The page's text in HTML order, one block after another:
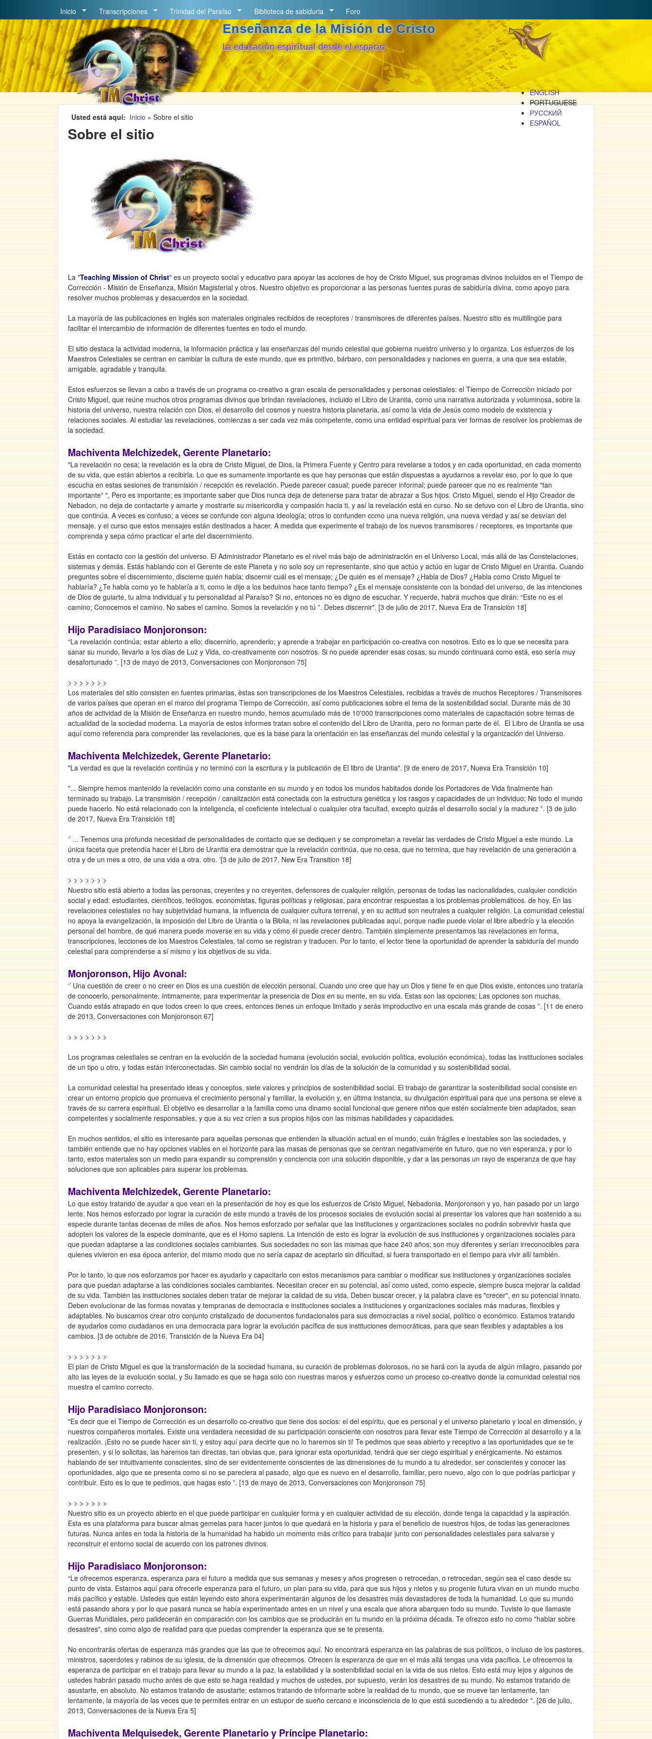
Pasar al contenido principal
MAIN MENU
Inicio Transcripciones Trinidad del Paraíso Biblioteca de sabiduria Foro
Enseñanza de la Misión de Cristo
La educación espiritual desde el espacio
ENGLISH
PORTUGUESE
РУССКИЙ
ESPAÑOL
Usted está aquí Inicio » Sobre el sitio
Sobre el sitio
La "Teaching Mission of Christ" es un proyecto social y educativo para apoyar las acciones de hoy de Cristo Miguel, sus programas divinos incluidos en el Tiempo de
Corrección - Misión de Enseñanza, Misión Magisterial y otros. Nuestro objetivo es proporcionar a las personas fuentes puras de sabiduría divina, como apoyo para
resolver muchos problemas y desacuerdos en la sociedad.
La mayoría de las publicaciones en inglés son materiales originales recibidos de receptores / transmisores de diferentes países. Nuestro sitio es multilingüe para
facilitar el intercambio de información de diferentes fuentes en todo el mundo.
El sitio destaca la actividad moderna, la información práctica y las enseñanzas del mundo celestial que gobierna nuestro universo y lo organiza. Los esfuerzos de los
Maestros Celestiales se centran en cambiar la cultura de este mundo, que es primitivo, bárbaro, con personalidades y naciones en guerra, a una que sea estable,
amigable, agradable y tranquila.
Estos esfuerzos se llevan a cabo a través de un programa co-creativo a gran escala de personalidades y personas celestiales: el Tiempo de Correcciòn iniciado por
Cristo Miguel, que reúne muchos otros programas divinos que brindan revelaciones, incluido el Libro de Urantia, como una narrativa autorizada y voluminosa, sobre la
historia del universo, nuestra relación con Dios, el desarrollo del cosmos y nuestra historia planetaria, así como la vida de Jesús como modelo de existencia y
relaciones sociales. Al estudiar las revelaciones, comienzas a ser cada vez más competente, como una entidad espiritual para ver formas de resolver los problemas de
la sociedad.
Machiventa Melchizedek, Gerente Planetario:
"La revelación no cesa; la revelación es la obra de Cristo Miguel, de Dios, la Primera Fuente y Centro para revelarse a todos y en cada oportunidad, en cada momento
de su vida, que están abiertos a recibirla. Lo que es sumamente importante es que hay personas que están dispuestas a ayudarnos a revelar eso, por lo que lo que
escucha en estas sesiones de transmisión / recepción es revelación. Puede parecer casual; puede parecer informal; puede parecer que no es realmente "tan
importante" ", Pero es importante; es importante saber que Dios nunca deja de detenerse para tratar de abrazar a Sus hijos. Cristo Miguel, siendo el Hijo Creador de
Nebadon, no deja de contactarte y amarte y mostrarte su misericordia y compasión hacia ti, y así la revelación está en curso. No se detuvo con el Libro de Urantia, sino
que continúa. A veces es confuso; a veces se confunde con alguna ideología; otros lo confunden como una nueva religión, una nueva verdad y así se desvían del
mensaje. y el curso que estos mensajes están destinados a hacer. A medida que experimente el trabajo de los nuevos transmisores / receptores, es importante que
comprenda y sepa cómo practicar el arte del discernimiento.
Estás en contacto con la gestión del universo. El Administrador Planetario es el nivel más bajo de administración en el Universo Local, más allá de las Constelaciones,
sistemas y demás. Estás hablando con el Gerente de este Planeta y no solo soy un representante, sino que actúo y actúo en lugar de Cristo Miguel en Urantia. Cuando
preguntes sobre el discernimiento, discierne quién habla; discernir cuál es el mensaje; ¿De quién es el mensaje? ¿Habla de Dios? ¿Habla como Cristo Miguel te
hablaría? ¿Te habla como yo te hablaría a ti, como le dije a los beduinos hace tanto tiempo? ¿Es el mensaje consistente con la bondad del universo, de las intenciones
de Dios de guiarte, tu alma individual y tu personalidad al Paraíso? Si no, entonces no es digno de escuchar. Y recuerde, habrá muchos que dirán: “Este no es el
camino; Conocemos el camino. No sabes el camino. Somos la revelación y no tú ”. Debes discernir". [3 de julio de 2017, Nueva Era de Transiciòn 18]
Hijo Paradisiaco Monjoronson:
“La revelación continúa; estar abierto a ello; discernirlo, aprenderlo; y aprende a trabajar en participación co-creativa con nosotros. Esto es lo que se necesita para
sanar su mundo, llevarlo a los días de Luz y Vida, co-creativamente con nosotros. Si no puede aprender esas cosas, su mundo continuará como está, eso sería muy
desafortunado ”. [13 de mayo de 2013, Conversaciones con Monjoronson 75]
> > > > > > >
Los materiales del sitio consisten en fuentes primarias, èstas son transcripciones de los Maestros Celestiales, recibidas a través de muchos Receptores / Transmisores
de varios países que operan en el marco del programa Tiempo de Corrección, así como publicaciones sobre el tema de la sostenibilidad social. Durante más de 30
años de actividad de la Misión de Enseñanza en nuestro mundo, hemos acumulado más de 10'000 transcripciones como materiales de capacitación sobre temas de
actualidad de la sociedad moderna. La mayoría de estos informes tratan sobre el contenido del Libro de Urantia, pero no forman parte de él. El Libro de Urantia se usa
aquí como referencia para comprender las revelaciones, que es la base para la orientación en las enseñanzas del mundo celestial y la organización del Universo.
Machiventa Melchizedek, Gerente Planetario:
"La verdad es que la revelación continúa y no terminó con la escritura y la publicación de El libro de Urantia". [9 de enero de 2017, Nueva Era Transición 10]
"... Siempre hemos mantenido la revelación como una constante en su mundo y en todos los mundos habitados donde los Portadores de Vida finalmente han
terminado su trabajo. La transmisión / recepción / canalización está conectada con la estructura genética y los rasgos y capacidades de un individuo; No todo el mundo
puede hacerlo. No está relacionado con la inteligencia, el coeficiente intelectual o cualquier otra facultad, excepto quizás el desarrollo social y la madurez ”. [3 de julio
de 2017, Nueva Era Transición 18]
‘’ ... Tenemos una profunda necesidad de personalidades de contacto que se dediquen y se comprometan a revelar las verdades de Cristo Miguel a este mundo. La
única faceta que pretendía hacer el Libro de Urantia era demostrar que la revelación continúa, que no cesa, que no termina, que hay revelación de una generación a
otra y de un mes a otro, de una vida a otra. otro. '[3 de julio de 2017, New Era Transition 18]
> > > > > > >
Nuestro sitio está abierto a todas las personas, creyentes y no creyentes, defensores de cualquier religión, personas de todas las nacionalidades, cualquier condición
social y edad: estudiantes, científicos, teólogos, economistas, figuras políticas y religiosas, para encontrar respuestas a los problemas problemáticos. de hoy. En las
revelaciones celestiales no hay subjetividad humana, la influencia de cualquier cultura terrenal, y en su actitud son neutrales a cualquier religión. La comunidad celestial
no apoya la evangelización, la imposición del Libro de Urantia o la Biblia, ni las revelaciones publicadas aquí, porque nadie puede violar el libre albedrío y la elección
personal del hombre, de qué manera puede moverse en su vida y cómo él puede crecer dentro. También simplemente presentamos las revelaciones en forma,
transcripciones, lecciones de los Maestros Celestiales, tal como se registran y traducen. Por lo tanto, el lector tiene la oportunidad de aprender la sabiduría del mundo
celestial para comprenderse a sí mismo y los objetivos de su vida.
Monjoronson, Hijo Avonal:
‘’ Una cuestión de creer o no creer en Dios es una cuestión de elección personal. Cuando uno cree que hay un Dios y tiene fe en que Dios existe, entonces uno trataría
de conocerlo, personalmente, íntimamente, para experimentar la presencia de Dios en su mente, en su vida. Estas son las opciones; Las opciones son muchas.
Cuando estás atrapado en que todos creen lo que crees, entonces tienes un enfoque limitado y serás improductivo en una escala más grande de cosas ”. [11 de enero
de 2013, Conversaciones con Monjoronson 67]
> > > > > > >
Los programas celestiales se centran en la evolución de la sociedad humana (evolución social, evolución política, evolución económica), todas las instituciones sociales
de un tipo u otro, y todas están interconectadas. Sin cambio social no vendrán los días de la solución de la comunidad y su sostenibilidad social.
La comunidad celestial ha presentado ideas y conceptos, siete valores y principios de sostenibilidad social. El trabajo de garantizar la sostenibilidad social consiste en
crear un entorno propicio que promueva el crecimiento personal y familiar, la evolución y, en última instancia, su divulgación espiritual para que una persona se eleve a
través de su carrera espiritual. El objetivo es desarrollar a la familia como una dinamo social funcional que genere niños que estén socialmente bien adaptados, sean
competentes y socialmente responsables, y que a su vez críen a sus propios hijos con las mismas habilidades y capacidades.
En muchos sentidos, el sitio es interesante para aquellas personas que entienden la situación actual en el mundo, cuán frágiles e inestables son las sociedades, y
también entiende que no hay opciones viables en el horizonte para las masas de personas que se centran negativamente en futuro, que no ven esperanza, y por lo
tanto, estos materiales son un medio para expandir su comprensión y conciencia con una solución disponible, y dar a las personas un rayo de esperanza de que hay
soluciones que son aplicables para superar los problemas.
Machiventa Melchizedek, Gerente Planetario:
Lo que estoy tratando de ayudar a que vean en la presentación de hoy es que los esfuerzos de Cristo Miguel, Nebadonia, Monjoronson y yo, han pasado por un largo
lente. Nos hemos esforzado por lograr la curación de este mundo a través de los procesos sociales de evolución social al presentar los valores que han sostenido a su
especie durante tantas decenas de miles de años. Nos hemos esforzado por señalar que las instituciones y organizaciones sociales no podrán sobrevivir hasta que
adopten los valores de la especie dominante, que es el Homo sapiens. La intención de esto es lograr la evolución de sus instituciones y organizaciones sociales para
que puedan adaptarse a las condiciones sociales cambiantes. Sus sociedades no son las mismas que hace 240 años; son muy diferentes y serían irreconocibles para
quienes vivieron en esa época anterior, del mismo modo que no sería capaz de aceptarlo sin dificultad, si fuera transportado en el tiempo para vivir allí también.
Por lo tanto, lo que nos esforzamos por hacer es ayudarlo y capacitarlo con estos mecanismos para cambiar o modificar sus instituciones y organizaciones sociales
para que puedan adaptarse a las condiciones sociales cambiantes. Necesitan crecer en su potencial, así como usted, como especie, siempre busca mejorar la calidad
de su vida. También las instituciones sociales deben tratar de mejorar la calidad de su vida. Deben buscar crecer, y la palabra clave es "crecer", en su potencial innato.
Deben evolucionar de las formas novatas y tempranas de democracia e instituciones sociales a instituciones y organizaciones sociales más maduras, flexibles y
adaptables. No buscamos crear otro conjunto cristalizado de documentos fundacionales para sus democracias a nivel social, político o económico. Estamos tratando
de ayudarlos como ciudadanos en una democracia para lograr la evolución pacífica de sus instituciones democráticas, para que sean flexibles y adaptables a los
cambios. [3 de octubre de 2016, Transición de la Nueva Era 04]
> > > > > > >
El plan de Cristo Miguel es que la transformación de la sociedad humana, su curación de problemas dolorosos, no se hará con la ayuda de algún milagro, pasando por
alto las leyes de la evolución social, y Su llamado es que se haga solo con nuestras manos y esfuerzos como un proceso co-creativo donde la comunidad celestial nos
muestra el camino correcto.
Hijo Paradisìaco Monjoronson:
"Es decir que el Tiempo de Corrección es un desarrollo co-creativo que tiene dos socios: el del espíritu, que es personal y el universo planetario y local en dimensión, y
nuestros compañeros mortales. Existe una verdadera necesidad de su participación consciente con nosotros para llevar este Tiempo de Corrección al desarrollo y a la
realización. ¡Esto no se puede hacer sin ti, y estoy aquí para decirte que no lo haremos sin ti! Te pedimos que seas abierto y receptivo a las oportunidades que se te
presenten, y si lo solicitas, las haremos tan directas, tan obvias que, para ignorar esta oportunidad, tendrá que ser ciego espiritual y enérgicamente. No estamos
hablando de ser intuitivamente conscientes, sino de ser evidentemente conscientes de las dimensiones de tu mundo a tu alrededor, ser conscientes y conocer las
oportunidades, algo que se presenta como si no se pareciera al pasado, algo que es nuevo en el desarrollo, familiar, pero nuevo, algo con lo que podrías participar y
contribuir. Esto es lo que te pedimos, que hagas esto ”. [13 de mayo de 2013, Conversaciones con Monjoronson 75]
> > > > > > >
Nuestro sitio es un proyecto abierto en el que puede participar en cualquier forma y en cualquier actividad de su elección, donde tenga la capacidad y la aspiración.
Esta es una plataforma para buscar almas gemelas para hacer juntos lo que quedará en la historia y para el beneficio de nuestros hijos, de todas las generaciones
futuras. Nunca antes en toda la historia de la humanidad ha habido un momento más crítico para trabajar junto con personalidades celestiales para salvarse y
reconstruir el entorno social de acuerdo con los patrones divinos.
Hijo Paradisìaco Monjoronson:
“Le ofrecemos esperanza, esperanza para el futuro a medida que sus semanas y meses y años progresen o retrocedan, o retrocedan, según sea el caso desde su
punto de vista. Estamos aquí para ofrecerle esperanza para el futuro, un plan para su vida, para que sus hijos y nietos y su progenie futura vivan en un mundo mucho
más pacífico y estable. Ustedes que están leyendo esto ahora experimentarán algunos de los desastres más devastadores de toda la humanidad. Lo que su mundo
está pasando ahora y por lo que pasará nunca se había experimentado antes en un nivel y una escala que ahora abarquen todo su mundo. Tuviste lo que llamaste
Guerras Mundiales, pero palidecerán en comparación con los cambios que se producirán en tu mundo en la próxima década. Te ofrezco esto no como "hablar sobre
desastres", sino como algo de realidad para que puedas comprender la esperanza que se te presenta.
No encontrarás ofertas de esperanza más grandes que las que te ofrecemos aquí. No encontrará esperanza en las palabras de sus políticos, o incluso de los pastores,
ministros, sacerdotes y rabinos de su iglesia, de la dimensión que ofrecemos. Ofrecen la esperanza de que en el más allá tengas una vida pacífica. Le ofrecemos la
esperanza de participar en el trabajo para llevar su mundo a la paz, la estabilidad y la sostenibilidad social en la vida de sus nietos. Esto está muy lejos y algunos de
ustedes habrán pasado mucho antes de que esto se haga realidad y muchos de ustedes, por supuesto, verán los desastres de su mundo. No estamos tratando de
asustarte, en absoluto. No estamos tratando de asustarte; estamos tratando de informarte sobre la realidad de tu mundo, que se mueve tan lentamente, tan
lentamente, la mayoría de las veces que te permites entrar en un estupor de sueño cercano e inconsciencia de lo que está sucediendo a tu alrededor ". [26 de julio,
2013, Conversaciones de la Nueva Era 5]
Machiventa Melquisedek, Gerente Planetario y Príncipe Planetario: